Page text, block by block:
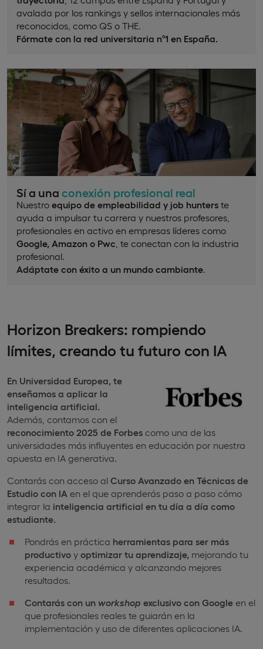
avalada por los rankings y sellos internacionales más
reconocidos, como QS o THE.
Fórmate con la red universitaria nº1 en España.
Sí a una conexión profesional real
Nuestro equipo de empleabilidad y job hunters te
ayuda a impulsar tu carrera y nuestros profesores,
profesionales en activo en empresas líderes como
Google, Amazon o Pwc , te conectan con la industria
profesional.
Adáptate con éxito a un mundo cambiante.
Horizon Breakers: rompiendo
límites, creando tu futuro con IA
En Universidad Europea, te
enseñamos a aplicar la
inteligencia artificial.
Además, contamos con el
reconocimiento 2025 de Forbes como una de las
universidades más influyentes en educación por nuestra
apuesta en IA generativa.
Contarás con acceso al Curso Avanzado en Técnicas de
Estudio con IA en el que aprenderás paso a paso cómo
integrar la inteligencia artificial en tu día a día como
estudiante.
Pondrás en práctica herramientas para ser más
productivo y optimizar tu aprendizaje, mejorando tu
experiencia académica y alcanzando mejores
resultados.
Contarás con un workshop exclusivo con Google en el
que profesionales reales te guiarán en la
implementación y uso de diferentes aplicaciones IA.